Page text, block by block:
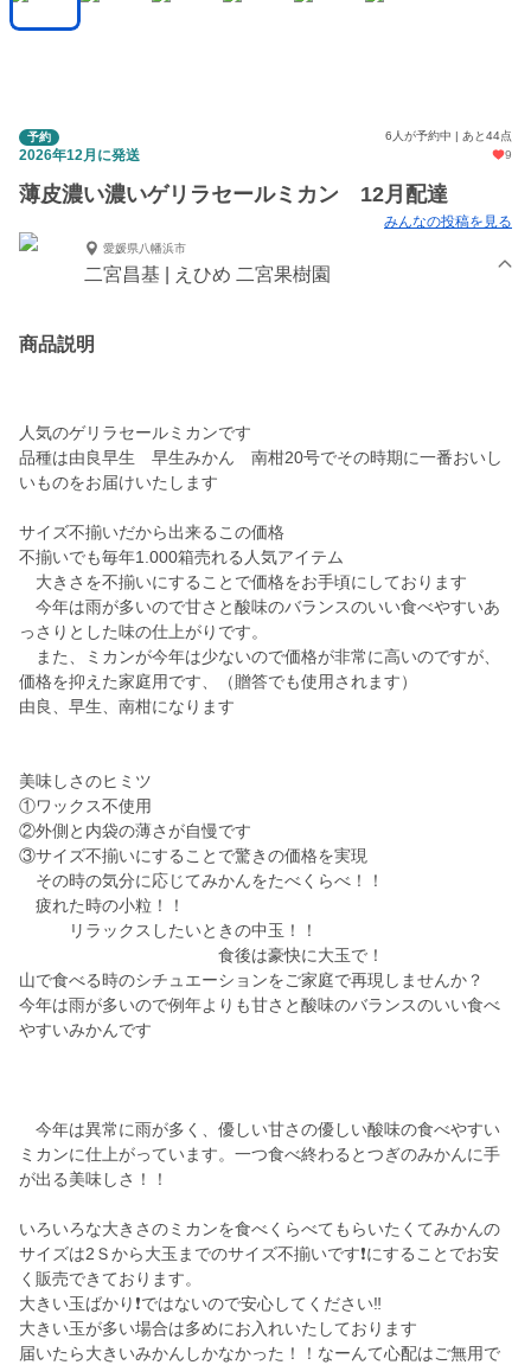
予約 6人が予約中 | あと44点
2026年12月に発送 9
薄皮濃い濃いゲリラセールミカン 12月配達
みんなの投稿を見る
愛媛県八幡浜市
二宮昌基 | えひめ 二宮果樹園
商品説明
人気のゲリラセールミカンです
品種は由良早生 早生みかん 南柑20号でその時期に一番おいし
いものをお届けいたします
サイズ不揃いだから出来るこの価格
不揃いでも毎年1.000箱売れる人気アイテム
大きさを不揃いにすることで価格をお手頃にしております
今年は雨が多いので甘さと酸味のバランスのいい食べやすいあ
っさりとした味の仕上がりです。
また、ミカンが今年は少ないので価格が非常に高いのですが、
価格を抑えた家庭用です、（贈答でも使用されます）
由良、早生、南柑になります
美味しさのヒミツ
①ワックス不使用
②外側と内袋の薄さが自慢です
③サイズ不揃いにすることで驚きの価格を実現
その時の気分に応じてみかんをたべくらべ！！
疲れた時の小粒！！
リラックスしたいときの中玉！！
食後は豪快に大玉で！
山で食べる時のシチュエーションをご家庭で再現しませんか？
今年は雨が多いので例年よりも甘さと酸味のバランスのいい食べ
やすいみかんです
今年は異常に雨が多く、優しい甘さの優しい酸味の食べやすい
ミカンに仕上がっています。一つ食べ終わるとつぎのみかんに手
が出る美味しさ！！
いろいろな大きさのミカンを食べくらべてもらいたくてみかんの
サイズは2Ｓから大玉までのサイズ不揃いです❗にすることでお安
く販売できております。
大きい玉ばかり❗ではないので安心してください‼️
大きい玉が多い場合は多めにお入れいたしております
届いたら大きいみかんしかなかった！！なーんて心配はご無用で